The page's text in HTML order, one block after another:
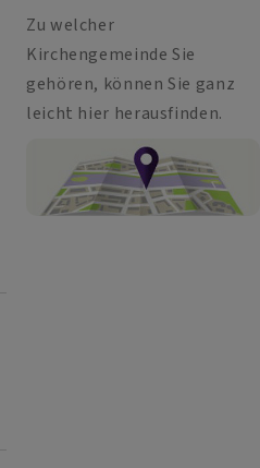
Zu welcher
Kirchengemeinde Sie
gehören, können Sie ganz
leicht hier herausfinden.